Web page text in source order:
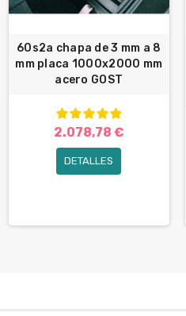
60s2a chapa de 3 mm a 8
mm placa 1000x2000 mm
acero GOST
2.078,78 €
DETALLES